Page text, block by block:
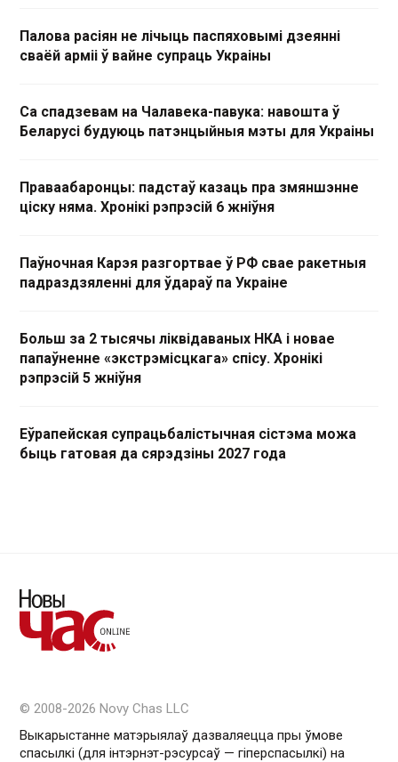
Палова расіян не лічыць паспяховымі дзеянні
сваёй арміі ў вайне супраць Украіны
Са спадзевам на Чалавека-павука: навошта ў
Беларусі будуюць патэнцыйныя мэты для Украіны
Праваабаронцы: падстаў казаць пра змяншэнне
ціску няма. Хронікі рэпрэсій 6 жніўня
Паўночная Карэя разгортвае ў РФ свае ракетныя
падраздзяленні для ўдараў па Украіне
Больш за 2 тысячы ліквідаваных НКА і новае
папаўненне «экстрэмісцкага» спісу. Хронікі
рэпрэсій 5 жніўня
Еўрапейская супрацьбалістычная сістэма можа
быць гатовая да сярэдзіны 2027 года
© 2008-2026 Novy Chas LLC
Выкарыстанне матэрыялаў дазваляецца пры ўмове
спасылкі (для інтэрнэт-рэсурсаў — гiперспасылкi) на